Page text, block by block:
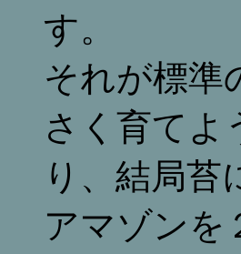
す。
それが標準
さく育てよ
り、結局苔
アマゾンを